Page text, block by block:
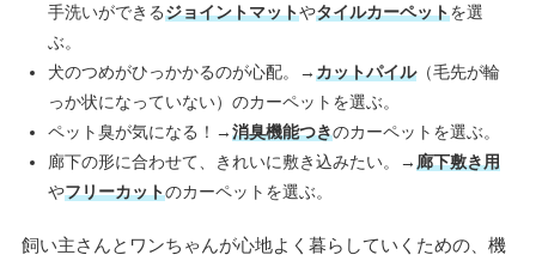
手洗いができるジョイントマットやタイルカーペットを選
ぶ。
犬のつめがひっかかるのが心配。→カットパイル（毛先が輪
っか状になっていない）のカーペットを選ぶ。
ペット臭が気になる！→消臭機能つきのカーペットを選ぶ。
廊下の形に合わせて、きれいに敷き込みたい。→廊下敷き用
やフリーカットのカーペットを選ぶ。
飼い主さんとワンちゃんが心地よく暮らしていくための、機